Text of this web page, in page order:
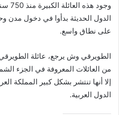
الدول الحديثة بدأوا في دخول مدن
على نطاق واسع.
الطويرقي وش يرجع، عائلة
من العائلات المعروفة في الجزء
إلا أنها تنتشر بشكل كبير المملكة
الدول العربية.